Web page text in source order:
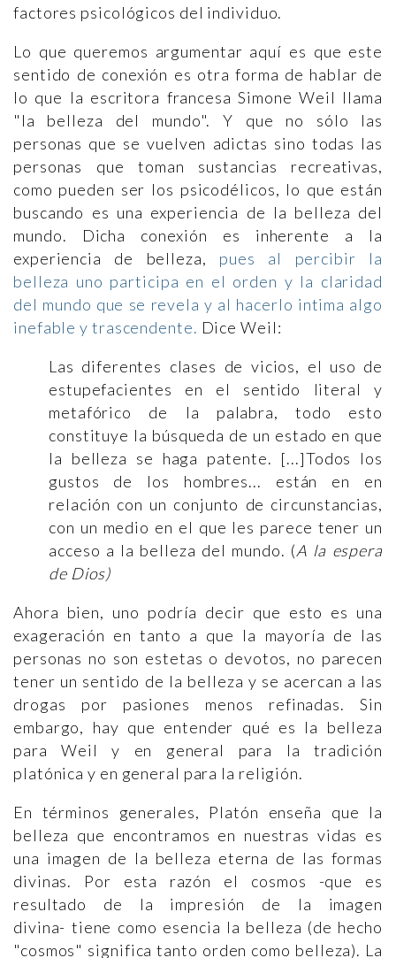
factores psicológicos del individuo.
Lo que queremos argumentar aquí es que este
sentido de conexión es otra forma de hablar de
lo que la escritora francesa Simone Weil llama
"la belleza del mundo". Y que no sólo las
personas que se vuelven adictas sino todas las
personas que toman sustancias recreativas,
como pueden ser los psicodélicos, lo que están
buscando es una experiencia de la belleza del
mundo. Dicha conexión es inherente a la
experiencia de belleza, pues al percibir la
belleza uno participa en el orden y la claridad
del mundo que se revela y al hacerlo intima algo
inefable y trascendente. Dice Weil:
Las diferentes clases de vicios, el uso de
estupefacientes en el sentido literal y
metafórico de la palabra, todo esto
constituye la búsqueda de un estado en que
la belleza se haga patente. [...]Todos los
gustos de los hombres... están en en
relación con un conjunto de circunstancias,
con un medio en el que les parece tener un
acceso a la belleza del mundo. (A la espera
de Dios)
Ahora bien, uno podría decir que esto es una
exageración en tanto a que la mayoría de las
personas no son estetas o devotos, no parecen
tener un sentido de la belleza y se acercan a las
drogas por pasiones menos refinadas. Sin
embargo, hay que entender qué es la belleza
para Weil y en general para la tradición
platónica y en general para la religión.
En términos generales, Platón enseña que la
belleza que encontramos en nuestras vidas es
una imagen de la belleza eterna de las formas
divinas. Por esta razón el cosmos -que es
resultado de la impresión de la imagen
divina- tiene como esencia la belleza (de hecho
"cosmos" significa tanto orden como belleza). La